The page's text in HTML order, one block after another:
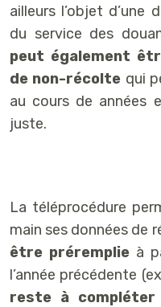
ailleurs l’objet d’une
du service des
peut également
de non-récolte qui
au cours de années
juste.
La téléprocédure
main ses données de
être préremplie à
l’année précédente
reste à